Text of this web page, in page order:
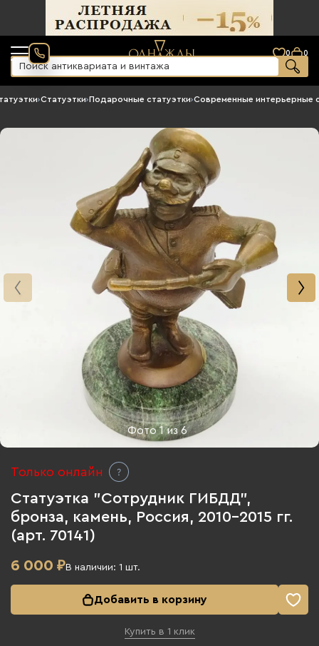
0 0
›Статуэтки›Подарочные статуэтки›Современные интерьерные
Фото1из6
Только онлайн
Статуэтка "Сотрудник ГИБДД",
бронза, камень, Россия, 2010-2015 гг.
(арт. 70141)
6 000 ₽В наличии: 1 шт.
Добавить в корзину
Купить в 1 клик